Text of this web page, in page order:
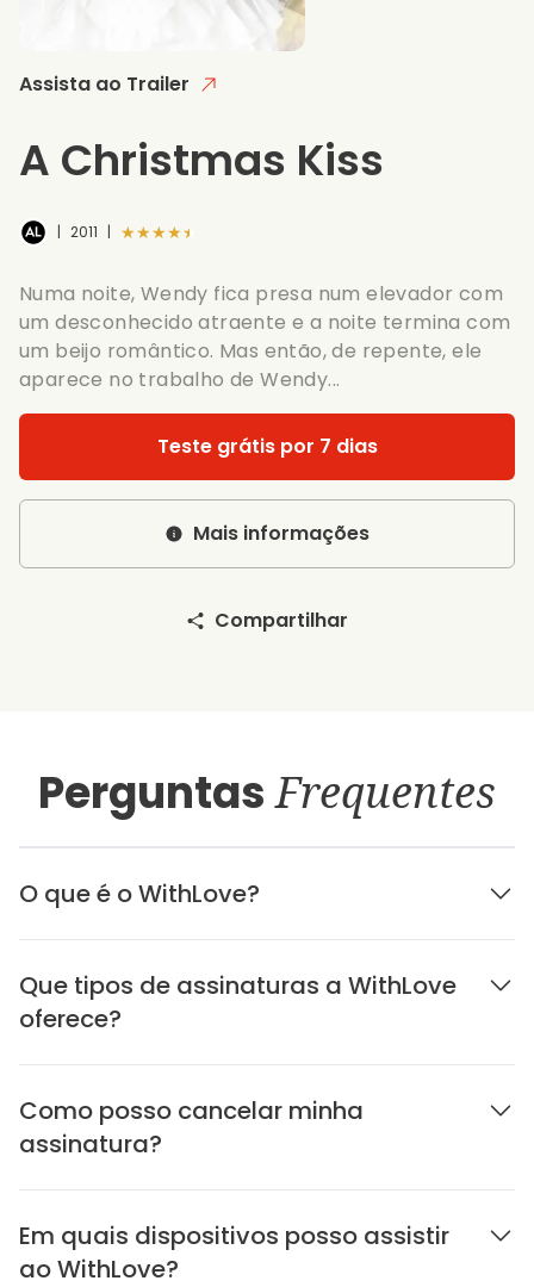
Assista ao Trailer
A Christmas Kiss
| 2011 | ★★★★★
Numa noite, Wendy fica presa num elevador com
um desconhecido atraente e a noite termina com
um beijo romântico. Mas então, de repente, ele
aparece no trabalho de Wendy...
Teste grátis por 7 dias
Mais informações
Compartilhar
PerguntasFrequentes
O que é o WithLove?
Que tipos de assinaturas a WithLove
oferece?
Como posso cancelar minha
assinatura?
Em quais dispositivos posso assistir
ao WithLove?